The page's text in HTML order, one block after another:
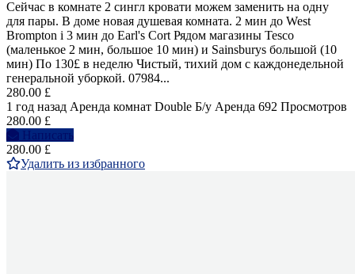
Сейчас в комнате 2 сингл кровати можем заменить на одну
для пары. В доме новая душевая комната. 2 мин до West
Brompton i 3 мин до Earl's Cort Рядом магазины Tesco
(маленькое 2 мин, большое 10 мин) и Sainsburys большой (10
мин) По 130£ в неделю Чистый, тихий дом с каждонедельной
генеральной уборкой. 07984...
280.00 £
1 год назад Аренда комнат Double Б/у Аренда 692 Просмотров
280.00 £
Написать
280.00 £
Удалить из избранного